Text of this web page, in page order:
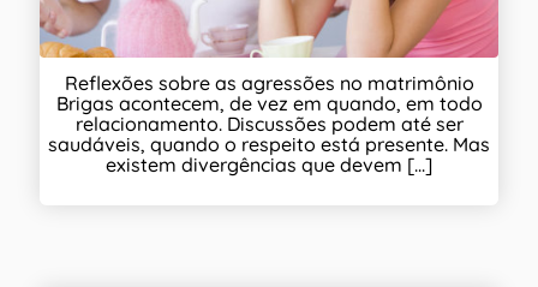
Reflexões sobre as agressões no matrimônio
Brigas acontecem, de vez em quando, em todo
relacionamento. Discussões podem até ser
saudáveis, quando o respeito está presente. Mas
existem divergências que devem [...]